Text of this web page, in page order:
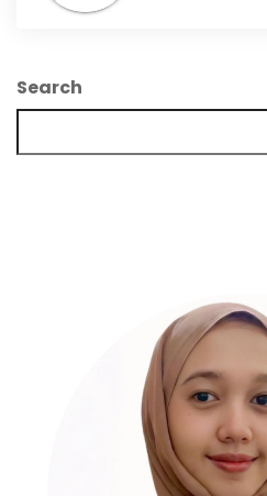
Search